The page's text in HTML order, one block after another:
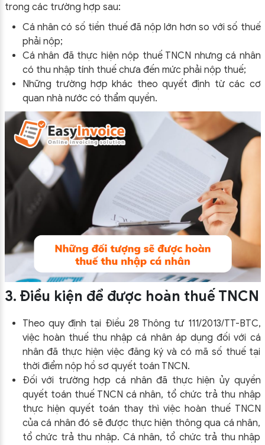
trong các trường hợp sau:
Cá nhân có số tiền thuế đã nộp lớn hơn so với số thuế
phải nộp;
Cá nhân đã thực hiện nộp thuế TNCN nhưng cá nhân
có thu nhập tính thuế chưa đến mức phải nộp thuế;
Những trường hợp khác theo quyết định từ các cơ
quan nhà nước có thẩm quyền.
3. Điều kiện để được hoàn thuế TNCN
Theo quy định tại Điều 28 Thông tư 111/2013/TT-BTC,
việc hoàn thuế thu nhập cá nhân áp dụng đối với cá
nhân đã thực hiện việc đăng ký và có mã số thuế tại
thời điểm nộp hồ sơ quyết toán TNCN.
Đối với trường hợp cá nhân đã thực hiện ủy quyền
quyết toán thuế TNCN cá nhân, tổ chức trả thu nhập
thực hiện quyết toán thay thì việc hoàn thuế TNCN
của cá nhân đó sẽ được thực hiện thông qua cá nhân,
tổ chức trả thu nhập. Cá nhân, tổ chức trả thu nhập